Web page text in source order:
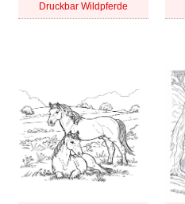
Druckbar Wildpferde